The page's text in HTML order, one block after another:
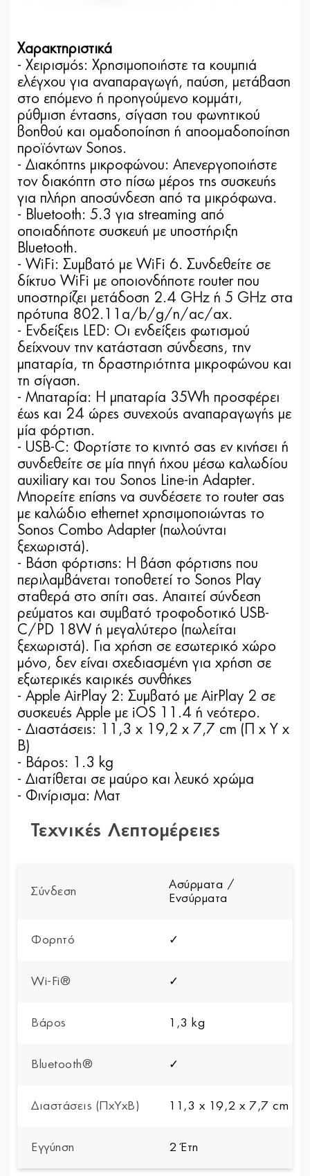
Χαρακτηριστικά
- Χειρισμός: Χρησιμοποιήστε τα κουμπιά
ελέγχου για αναπαραγωγή, παύση, μετάβαση
στο επόμενο ή προηγούμενο κομμάτι,
ρύθμιση έντασης, σίγαση του φωνητικού
βοηθού και ομαδοποίηση ή αποομαδοποίηση
προϊόντων Sonos.
- Διακόπτης μικροφώνου: Απενεργοποιήστε
τον διακόπτη στο πίσω μέρος της συσκευής
για πλήρη αποσύνδεση από τα μικρόφωνα.
- Bluetooth: 5.3 για streaming από
οποιαδήποτε συσκευή με υποστήριξη
Bluetooth.
- WiFi: Συμβατό με WiFi 6. Συνδεθείτε σε
δίκτυο WiFi με οποιονδήποτε router που
υποστηρίζει μετάδοση 2.4 GHz ή 5 GHz στα
πρότυπα 802.11a/b/g/n/ac/ax.
- Ενδείξεις LED: Οι ενδείξεις φωτισμού
δείχνουν την κατάσταση σύνδεσης, την
μπαταρία, τη δραστηριότητα μικροφώνου και
τη σίγαση.
- Μπαταρία: Η μπαταρία 35Wh προσφέρει
έως και 24 ώρες συνεχούς αναπαραγωγής με
μία φόρτιση.
- USB-C: Φορτίστε το κινητό σας εν κινήσει ή
συνδεθείτε σε μία πηγή ήχου μέσω καλωδίου
auxiliary και του Sonos Line-in Adapter.
Μπορείτε επίσης να συνδέσετε το router σας
με καλώδιο ethernet χρησιμοποιώντας το
Sonos Combo Adapter (πωλούνται
ξεχωριστά).
- Βάση φόρτισης: Η βάση φόρτισης που
περιλαμβάνεται τοποθετεί το Sonos Play
σταθερά στο σπίτι σας. Απαιτεί σύνδεση
ρεύματος και συμβατό τροφοδοτικό USB-
C/PD 18W ή μεγαλύτερο (πωλείται
ξεχωριστά). Για χρήση σε εσωτερικό χώρο
μόνο, δεν είναι σχεδιασμένη για χρήση σε
εξωτερικές καιρικές συνθήκες
- Apple AirPlay 2: Συμβατό με AirPlay 2 σε
συσκευές Apple με iOS 11.4 ή νεότερο.
- Διαστάσεις: 11,3 x 19,2 x 7,7 cm (Π x Υ x
B)
- Βάρος: 1.3 kg
- Διατίθεται σε μαύρο και λευκό χρώμα
- Φινίρισμα: Ματ
Τεχνικές Λεπτομέρειες
Σύνδεση
Ασύρματα /
Ενσύρματα
Φορητό ✓
Wi-Fi® ✓
Βάρος 1,3 kg
Bluetooth® ✓
Διαστάσεις (ΠxYxΒ) 11,3 x 19,2 x 7,7 cm
Εγγύηση 2 Έτη